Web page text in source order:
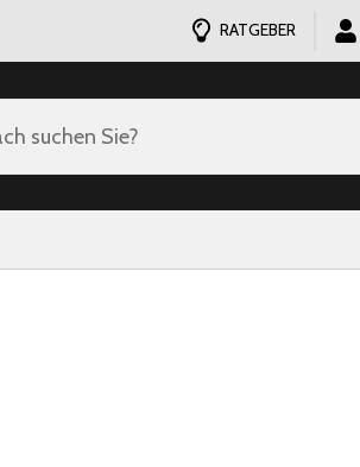
RATGEBER
suchen Sie?